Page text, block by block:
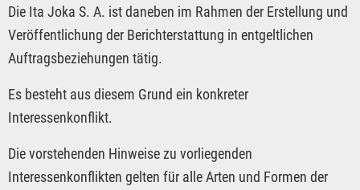
Die Ita Joka S. A. ist daneben im Rahmen der Erstellung und
Veröffentlichung der Berichterstattung in entgeltlichen
Auftragsbeziehungen tätig.
Es besteht aus diesem Grund ein konkreter
Interessenkonflikt.
Die vorstehenden Hinweise zu vorliegenden
Interessenkonflikten gelten für alle Arten und Formen der